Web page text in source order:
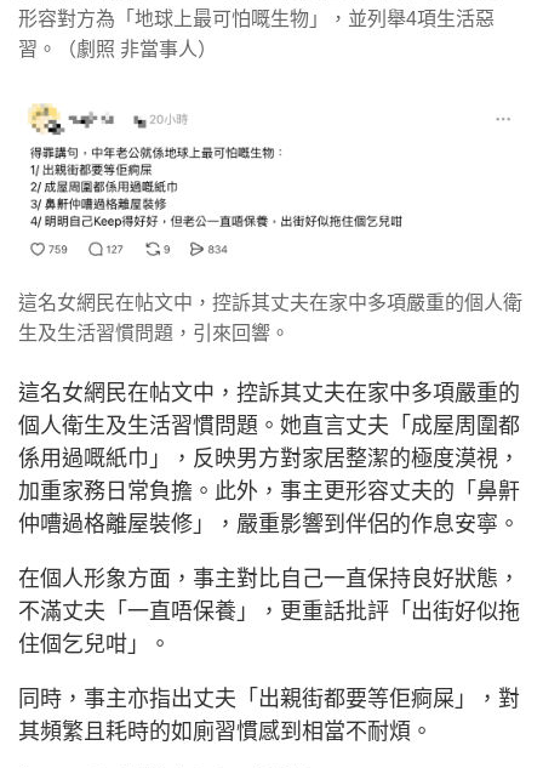
形容對方為「地球上最可怕嘅生物」，並列舉4項生活惡
習。（劇照 非當事人）
這名女網民在帖文中，控訴其丈夫在家中多項嚴重的個人衛
生及生活習慣問題，引來回響。
這名女網民在帖文中，控訴其丈夫在家中多項嚴重的
個人衛生及生活習慣問題。她直言丈夫「成屋周圍都
係用過嘅紙巾」，反映男方對家居整潔的極度漠視，
加重家務日常負擔。此外，事主更形容丈夫的「鼻鼾
仲嘈過格離屋裝修」，嚴重影響到伴侶的作息安寧。
在個人形象方面，事主對比自己一直保持良好狀態，
不滿丈夫「一直唔保養」，更重話批評「出街好似拖
住個乞兒咁」。
同時，事主亦指出丈夫「出親街都要等佢痾屎」，對
其頻繁且耗時的如廁習慣感到相當不耐煩。